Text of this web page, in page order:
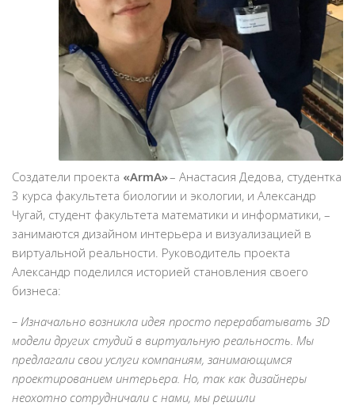
Создатели проекта «ArmA»– Анастасия Дедова, студентка
3 курса факультета биологии и экологии, и Александр
Чугай, студент факультета математики и информатики, –
занимаются дизайном интерьера и визуализацией в
виртуальной реальности. Руководитель проекта
Александр поделился историей становления своего
бизнеса:
– Изначально возникла идея просто перерабатывать 3D
модели других студий в виртуальную реальность. Мы
предлагали свои услуги компаниям, занимающимся
проектированием интерьера. Но, так как дизайнеры
неохотно сотрудничали с нами, мы решили